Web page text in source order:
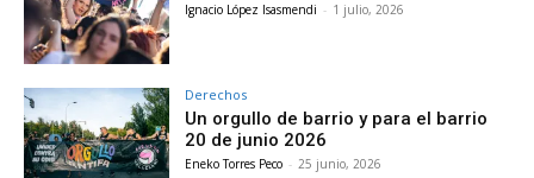
Ignacio López Isasmendi - 1 julio, 2026
Derechos
Un orgullo de barrio y para el barrio
20 de junio 2026
Eneko Torres Peco - 25 junio, 2026